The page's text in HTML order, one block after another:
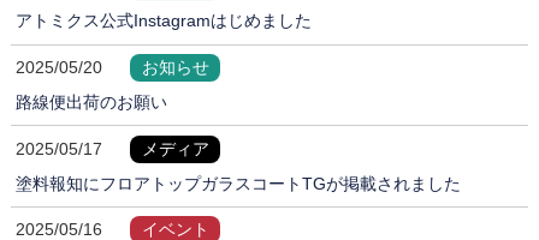
アトミクス公式Instagramはじめました
2025/05/20
お知らせ
路線便出荷のお願い
2025/05/17
メディア
塗料報知にフロアトップガラスコートTGが掲載されました
2025/05/16
イベント